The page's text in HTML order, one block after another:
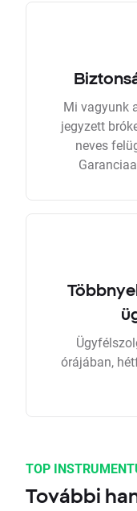
Mi vagyunk
jegyzett
neves
órájában,
TOP
További